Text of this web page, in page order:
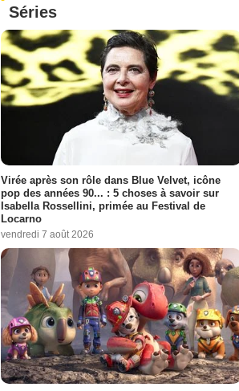
Séries
Virée après son rôle dans Blue Velvet, icône
pop des années 90... : 5 choses à savoir sur
Isabella Rossellini, primée au Festival de
Locarno
vendredi 7 août 2026